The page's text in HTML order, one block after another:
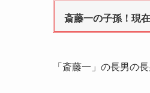
斎藤一の子孫！現
「斎藤一」の長男の